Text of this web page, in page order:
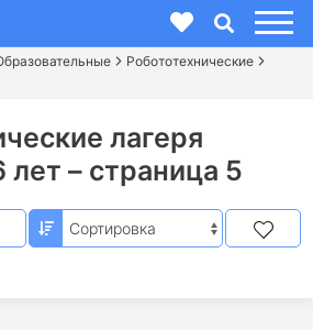
Робототехнические
лагеря
лет – страница 5